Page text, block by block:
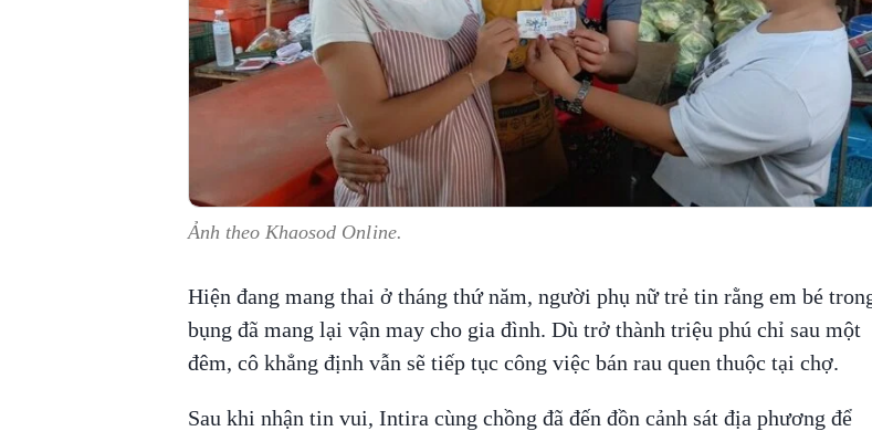
Ảnh theo Khaosod Online.
Hiện đang mang thai ở tháng thứ năm, người phụ nữ trẻ tin rằng em bé
bụng đã mang lại vận may cho gia đình. Dù trở thành triệu phú chỉ sau một
đêm, cô khẳng định vẫn sẽ tiếp tục công việc bán rau quen thuộc tại chợ.
Sau khi nhận tin vui, Intira cùng chồng đã đến đồn cảnh sát địa phương để